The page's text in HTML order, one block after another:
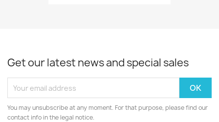
Get our latest news and special sales
You may unsubscribe at any moment. For that purpose, please find our
contact info in the legal notice.